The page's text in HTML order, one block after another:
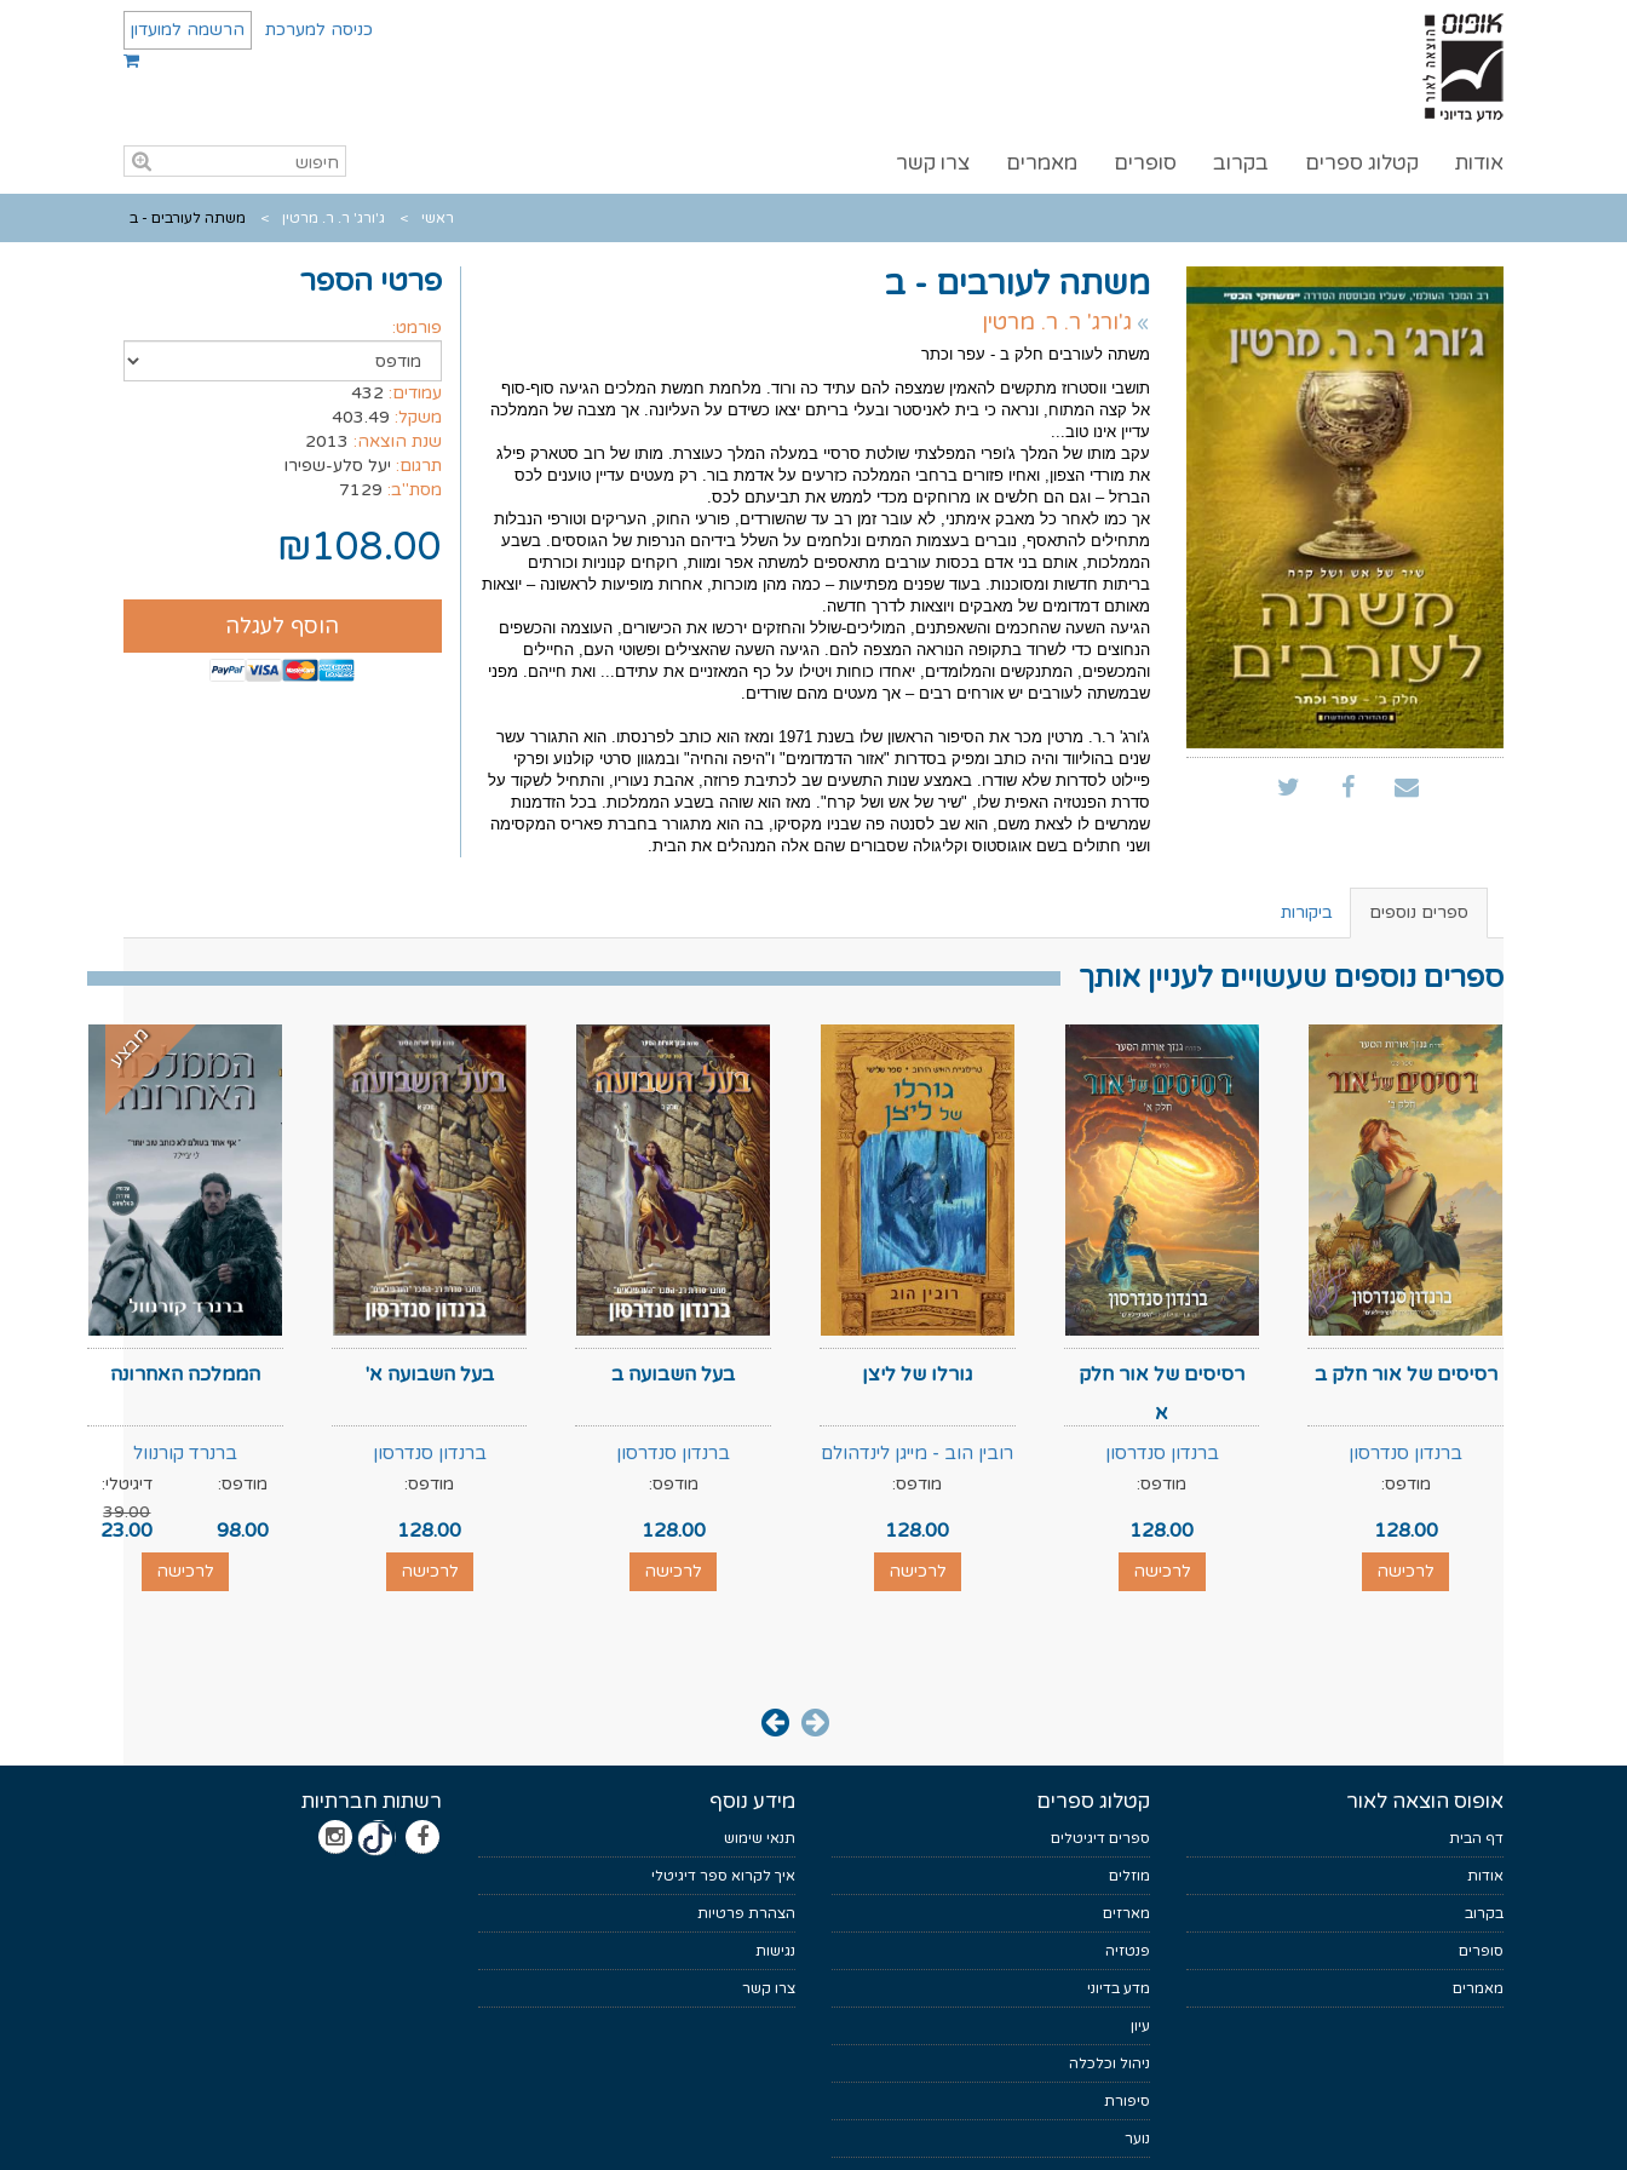
כניסה למערכת הרשמה למועדון
אודות קטלוג ספרים בקרוב סופרים מאמרים צרו קשר
ראשי ג'ורג' ר. ר. מרטין משתה לעורבים - ב
משתה לעורבים - ב
ג'ורג' ר. ר. מרטין
משתה לעורבים חלק ב - עפר וכתר
תושבי ווסטרוז מתקשים להאמין שמצפה להם עתיד כה ורוד. מלחמת חמשת המלכים הגיעה סוף-סוף
אל קצה המתוח, ונראה כי בית לאניסטר ובעלי בריתם יצאו כשידם על העליונה. אך מצבה של הממלכה
עדיין אינו טוב...
עקב מותו של המלך ג'ופרי המפלצתי שולטת סרסיי במעלה המלך כעוצרת. מותו של רוב סטארק פילג
את מורדי הצפון, ואחיו פזורים ברחבי הממלכה כזרעים על אדמת בור. רק מעטים עדיין טוענים לכס
הברזל – וגם הם חלשים או מרוחקים מכדי לממש את תביעתם לכס.
אך כמו לאחר כל מאבק אימתני, לא עובר זמן רב עד שהשורדים, פורעי החוק, העריקים וטורפי הנבלות
מתחילים להתאסף, נוברים בעצמות המתים ונלחמים על השלל בידיהם הנרפות של הגוססים. בשבע
הממלכות, אותם בני אדם בכסות עורבים מתאספים למשתה אפר ומוות, רוקחים קנוניות וכורתים
בריתות חדשות ומסוכנות. בעוד שפנים מפתיעות – כמה מהן מוכרות, אחרות מופיעות לראשונה – יוצאות
מאותם דמדומים של מאבקים ויוצאות לדרך חדשה.
הגיעה השעה שהחכמים והשאפתנים, המוליכים-שולל והחזקים ירכשו את הכישורים, העוצמה והכשפים
הנחוצים כדי לשרוד בתקופה הנוראה המצפה להם. הגיעה השעה שהאצילים ופשוטי העם, החיילים
והמכשפים, המתנקשים והמלומדים, יאחדו כוחות ויטילו על כף המאזניים את עתידם... ואת חייהם. מפני
שבמשתה לעורבים יש אורחים רבים – אך מעטים מהם שורדים.
ג'ורג' ר.ר. מרטין מכר את הסיפור הראשון שלו בשנת 1971 ומאז הוא כותב לפרנסתו. הוא התגורר עשר
שנים בהוליווד והיה כותב ומפיק בסדרות "אזור הדמדומים" ו"היפה והחיה" ובמגוון סרטי קולנוע ופרקי
פיילוט לסדרות שלא שודרו. באמצע שנות התשעים שב לכתיבת פרוזה, אהבת נעוריו, והתחיל לשקוד על
סדרת הפנטזיה האפית שלו, "שיר של אש ושל קרח". מאז הוא שוהה בשבע הממלכות. בכל הזדמנות
שמרשים לו לצאת משם, הוא שב לסנטה פה שבניו מקסיקו, בה הוא מתגורר בחברת פאריס המקסימה
ושני חתולים בשם אוגוסטוס וקליגולה שסבורים שהם אלה המנהלים את הבית.
פרטי הספר
פורמט:
עמודים: 432
משקל: 403.49
שנת הוצאה: 2013
תרגום: יעל סלע-שפירו
מסת"ב: 7129
₪108.00
הוסף לעגלה
ספרים נוספים ביקורות
ספרים נוספים שעשויים לעניין אותך
רסיסים של אור חלק ב
ברנדון סנדרסון
מודפס:
128.00
לרכישה
רסיסים של אור חלק
א
ברנדון סנדרסון
מודפס:
128.00
לרכישה
גורלו של ליצן
רובין הוב - מייגן לינדהולם
מודפס:
128.00
לרכישה
בעל השבועה ב
ברנדון סנדרסון
מודפס:
128.00
לרכישה
בעל השבועה א'
ברנדון סנדרסון
מודפס:
128.00
לרכישה
מבצע
הממלכה האחרונה
ברנרד קורנוול
מודפס:
98.00
דיגיטלי:
39.00
23.00
לרכישה
אופוס הוצאה לאור
דף הבית
אודות
בקרוב
סופרים
מאמרים
קטלוג ספרים
ספרים דיגיטלים
מוזלים
מארזים
פנטזיה
מדע בדיוני
עיון
ניהול וכלכלה
סיפורת
נוער
מידע נוסף
תנאי שימוש
איך לקרוא ספר דיגיטלי
הצהרת פרטיות
נגישות
צרו קשר
רשתות חברתיות